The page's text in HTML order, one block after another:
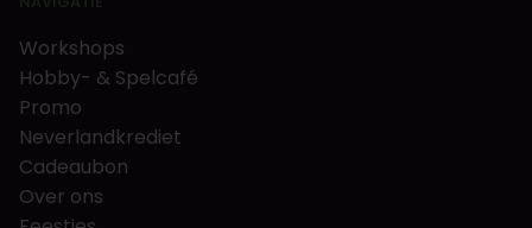
Workshops
Hobby- & Spelcafé
Promo
Neverlandkrediet
Cadeaubon
Over ons